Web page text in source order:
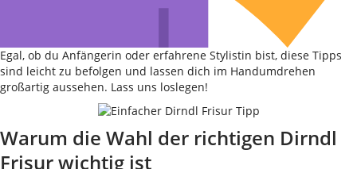
Egal, ob du Anfängerin oder erfahrene Stylistin bist, diese Tipps
sind leicht zu befolgen und lassen dich im Handumdrehen
großartig aussehen. Lass uns loslegen!
Warum die Wahl der richtigen Dirndl
Frisur wichtig ist